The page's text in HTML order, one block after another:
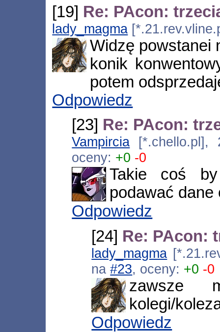
[19] Re: PAcon:
lady_magma
Widzę powstanei
konik
potem
Odpowiedz
[23] Re: PAcon:
Vampircia [*.chello.pl],
oceny: +0 -0
Takie coś
podawać
Odpowiedz
[24] Re: PAcon:
lady_magma
na#23, oceny: +0 -0
zawsze
kolegi/
Odpowiedz